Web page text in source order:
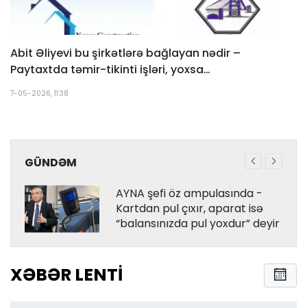
Abit Əliyevi bu şirkətlərə bağlayan nədir –
Paytaxtda təmir-tikinti işləri, yoxsa…
7-05-2026, 11:38
GÜNDƏM
AYNA şefi öz ampulasında -
Kartdan pul çıxır, aparat isə
“balansınızda pul yoxdur” deyir
XƏBƏR LENTI